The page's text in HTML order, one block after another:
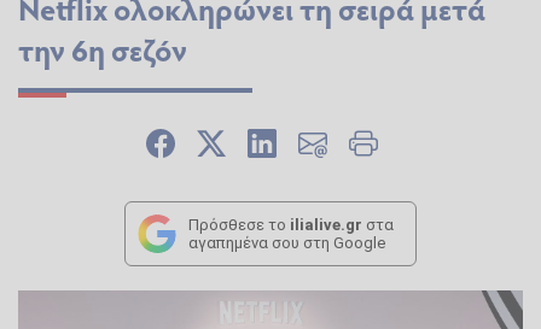
την 6η σεζόν
Πρόσθεσε το ilialive.gr στα
αγαπημένα σου στη Google